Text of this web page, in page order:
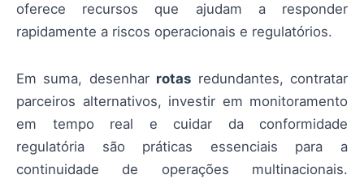
oferece recursos que ajudam a responder
rapidamente a riscos operacionais e regulatórios.
Em suma, desenhar rotas redundantes, contratar
parceiros alternativos, investir em monitoramento
em tempo real e cuidar da conformidade
regulatória são práticas essenciais para a
continuidade de operações multinacionais.